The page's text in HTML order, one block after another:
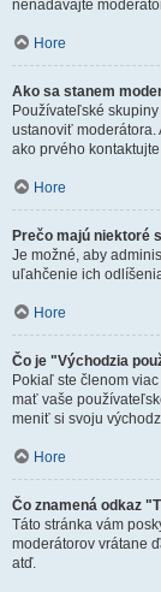
nenadávajte
Hore
Ako sa stanem
Používateľské
ustanoviť moderátora.
ako prvého
Hore
Prečo majú niektoré
Je možné, aby
uľahčenie ich
Hore
Čo je "Východzia
Pokiaľ ste členom
mať vaše
meniť si svoju
Hore
Čo znamená odkaz
Táto stránka vám
moderátorov vrátane
atď.